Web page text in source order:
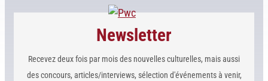
Newsletter
Recevez deux fois par mois des nouvelles culturelles, mais aussi
des concours, articles/interviews, sélection d'événements à venir,